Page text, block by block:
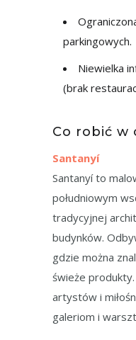
parkingowych.
Niewielka
(brak
Co robić w
Santanyí
Santanyí to
południowym
tradycyjnej
budynków.
gdzie można
świeże
artystów i
galeriom i